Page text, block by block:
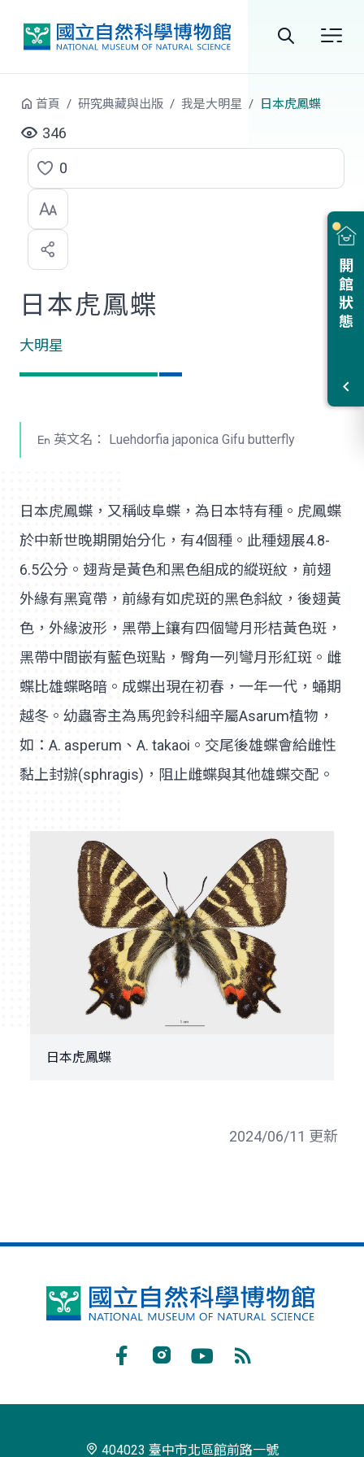
站
尋
開館狀態
首頁 研究典藏與出版 我是大明星 日本虎鳳蝶
346
點
選
喜
歡
0
日本虎鳳蝶
大明星
英文名： Luehdorfia japonica Gifu butterfly
日本虎鳳蝶，又稱岐阜蝶，為日本特有種。虎鳳蝶
於中新世晚期開始分化，有4個種。此種翅展4.8-
6.5公分。翅背是黃色和黑色組成的縱斑紋，前翅
外緣有黑寬帶，前緣有如虎斑的黑色斜紋，後翅黃
色，外緣波形，黑帶上鑲有四個彎月形桔黃色斑，
黑帶中間嵌有藍色斑點，臀角一列彎月形紅斑。雌
蝶比雄蝶略暗。成蝶出現在初春，一年一代，蛹期
越冬。幼蟲寄主為馬兜鈴科細辛屬Asarum植物，
如：A. asperum、A. takaoi。交尾後雄蝶會給雌性
黏上封辦(sphragis)，阻止雌蝶與其他雄蝶交配。
日本虎鳳蝶
2024/06/11 更新
國
閱
404023 臺中市北區館前路一號